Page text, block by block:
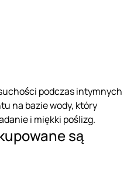
podczas intymnych
na bazie wody, który
i miękki poślizg.
są